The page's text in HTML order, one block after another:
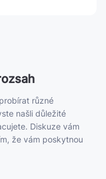
různé
našli důležité
Diskuze vám
že vám poskytnou